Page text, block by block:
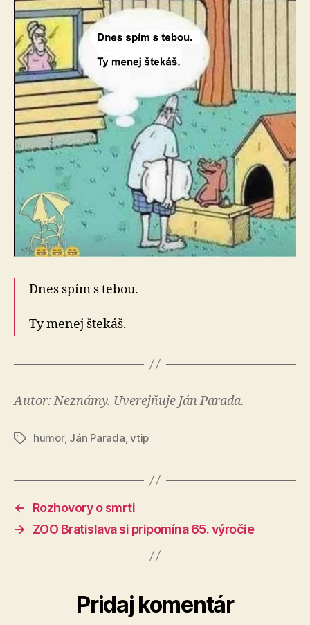
Dnes spím s tebou.
Ty menej štekáš.
Autor: Neznámy. Uverejňuje Ján Parada.
Značkyhumor, Ján Parada ,vtip
←
Rozhovory o smrti
→
ZOO Bratislava si pripomína 65. výročie
Pridaj komentár